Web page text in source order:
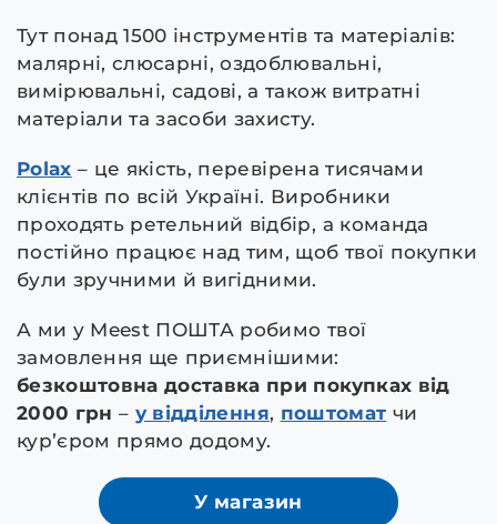
Тут понад 1500 інструментів та матеріалів:
малярні, слюсарні, оздоблювальні,
вимірювальні, садові, а також витратні
матеріали та засоби захисту.
Polax – це якість, перевірена тисячами
клієнтів по всій Україні. Виробники
проходять ретельний відбір, а команда
постійно працює над тим, щоб твої покупки
були зручними й вигідними.
А ми у Meest ПОШТА робимо твої
замовлення ще приємнішими:
безкоштовна доставка при покупках від
2000 грн – у відділення, поштомат чи
кур’єром прямо додому.
У магазин